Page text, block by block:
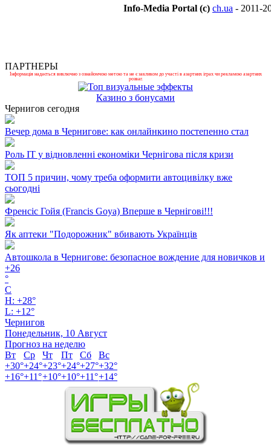
Info-Media Portal (c) ch.ua - 2011-
ПАРТНЕРЫ
Інформація надається виключно з ознайомчою метою та не є закликом до участі в азартних іграх чи рекламою азартних
розваг.
Казино з бонусами
Чернигов сегодня
Вечер дома в Чернигове: как онлайнкино постепенно стал
Роль ІТ у відновленні економіки Чернігова після кризи
ТОП 5 причин, чому треба оформити автоцивілку вже
сьогодні
Френсіс Гойя (Francis Goya) Вперше в Чернігові!!!
Як аптеки "Подорожник" вбивають Українців
Автошкола в Чернигове: безопасное вождение для новичков и
+26
°
C
H: +28°
L: +12°
Чернигов
Понедельник, 10 Август
Прогноз на неделю
Вт
Ср Чт Пт Сб
Вс
+30°+24°+23°+24°+27°+32°
+16°+11°+10°+10°+11°+14°